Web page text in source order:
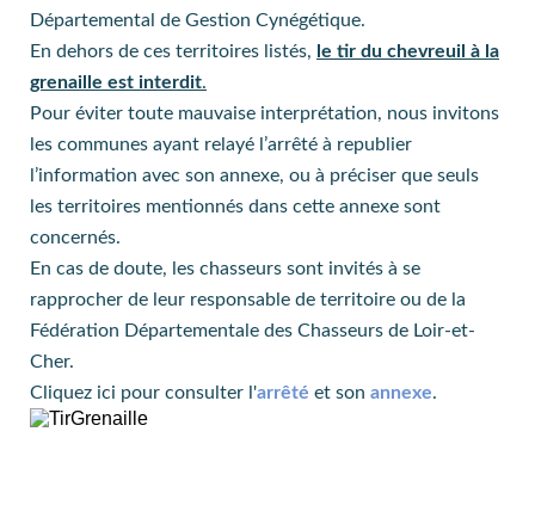
Départemental de Gestion Cynégétique.
En dehors de ces territoires listés, le tir du chevreuil à la
grenaille est interdit.
Pour éviter toute mauvaise interprétation, nous invitons
les communes ayant relayé l’arrêté à republier
l’information avec son annexe, ou à préciser que seuls
les territoires mentionnés dans cette annexe sont
concernés.
En cas de doute, les chasseurs sont invités à se
rapprocher de leur responsable de territoire ou de la
Fédération Départementale des Chasseurs de Loir-et-
Cher.
Cliquez ici pour consulter l'arrêté et son annexe.